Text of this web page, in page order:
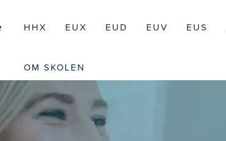
HHX EUX EUD EUV EUS
OM SKOLEN